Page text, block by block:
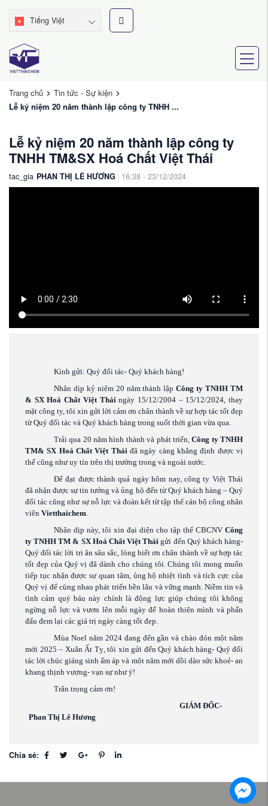
Tiếng Việt
Trang chủ
Tin tức - Sự kiện
Lễ kỷ niệm 20 năm thành lập công ty TNHH ...
Lễ kỷ niệm 20 năm thành lập công ty
TNHH TM&SX Hoá Chất Việt Thái
tac_gia PHAN THỊ LÊ HƯƠNG 16:38 - 23/12/2024
Kính gửi: Quý đối tác- Quý khách hàng!
Nhân dịp kỷ niệm 20 năm thành lậpCông ty TNHH TM
& SX Hoá Chất Việt Tháingày 15/12/2004 – 15/12/2024, thay
mặt công ty, tôi xin gửi lời cảm ơn chân thành về sự hợp tác tốt đẹp
từ Quý đối tác và Quý khách hàng trong suốt thời gian vừa qua.
Trải qua 20 năm hình thành và phát triển,Công ty TNHH
TM& SX Hoá Chất Việt Tháiđã ngày càng khẳng định được vị
thế cũng như uy tín trên thị trường trong và ngoài nước.
Để đạt được thành quả ngày hôm nay, công ty Việt Thái
đã nhận được sự tin tưởng và ủng hộ đến từ Quý khách hàng – Quý
đối tác cũng như sự nỗ lực và đoàn kết từ tập thể cán bộ công nhân
viên Vietthaichem.
Nhân dịp này, tôi xin đại diện cho tập thể CBCNV Công
ty TNHH TM & SX Hoá Chất Việt Thái gửi đến Quý khách hàng-
Quý đối tác lời tri ân sâu sắc, lòng biết ơn chân thành về sự hợp tác
tốt đẹp của Quý vị đã dành cho chúng tôi. Chúng tôi mong muốn
tiếp tục nhận được sự quan tâm, ủng hộ nhiệt tình và tích cực của
Quý vị để cùng nhau phát triển bền lâu và vững mạnh. Niềm tin và
tình cảm quý báu này chính là động lực giúp chúng tôi không
ngừng nỗ lực và vươn lên mỗi ngày để hoàn thiện mình và phấn
đấu đem lại các giá trị ngày càng tốt đẹp.
Mùa Noel năm 2024 đang đến gần và chào đón một năm
mới 2025 – Xuân Ất Tỵ, tôi xin gửi đến Quý khách hàng- Quý đối
tác lời chúc giáng sinh ấm áp và một năm mới dồi dào sức khoẻ- an
khang thịnh vượng- vạn sự như ý!
Trân trọng cảm ơn!
GIÁM ĐỐC-
Phan Thị Lê Hương
Chia sẻ: